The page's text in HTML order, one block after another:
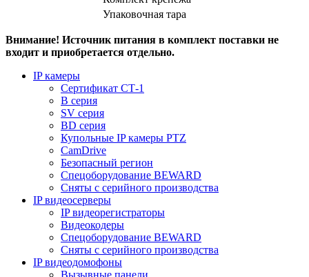
Упаковочная тара
Внимание! Источник питания в комплект поставки не
входит и приобретается отдельно.
IP камеры
Сертификат СТ-1
B серия
SV серия
BD серия
Купольные IP камеры PTZ
CamDrive
Безопасный регион
Спецоборудование BEWARD
Сняты с серийного производства
IP видеосерверы
IP видеорегистраторы
Видеокодеры
Спецоборудование BEWARD
Сняты с серийного производства
IP видеодомофоны
Вызывные панели